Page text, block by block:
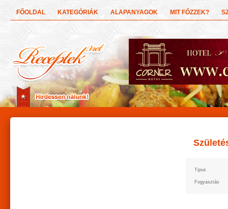
FŐOLDAL KATEGÓRIÁK ALAPANYAGOK MIT FŐZZEK?
Tipus
Fogyasztás